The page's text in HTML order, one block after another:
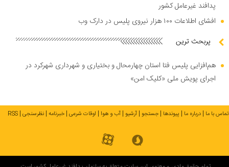
پدافند غیرعامل کشور
افشای اطلاعات ۱۰۰ هزار نیروی پلیس در دارک وب
پربحث ترین
هم‌افزایی پلیس فتا استان چهارمحال و بختیاری و شهرداری شهرکرد در
اجرای پویش ملی «کلیک امن»
تماس با ما درباره ما پیوندها جستجو آرشیو آب و هوا اوقات شرعی خبرنامه نظرسنجی RSS